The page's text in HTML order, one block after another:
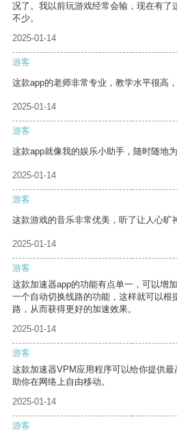
况了。我以前玩游戏经常会输，现在有了
不少。
2025-01-14
游客
这款app的老师非常专业，教学水平很高
2025-01-14
游客
这款app就像我的娱乐小助手，随时随地
2025-01-14
游客
这款游戏的音乐非常优美，听了让人心旷
2025-01-14
游客
这款加速器app的功能有点单一，可以增
一个自动切换线路的功能，这样就可以根
路，从而获得更好的加速效果。
2025-01-14
游客
这款加速器VPM应用程序可以给你提供
助你在网络上自由移动。
2025-01-14
游客